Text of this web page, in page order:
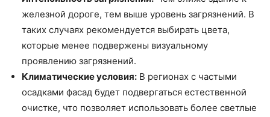
железной дороге, тем выше уровень загрязнений. В
таких случаях рекомендуется выбирать цвета,
которые менее подвержены визуальному
проявлению загрязнений.
Климатические условия: В регионах с частыми
осадками фасад будет подвергаться естественной
очистке, что позволяет использовать более светлые